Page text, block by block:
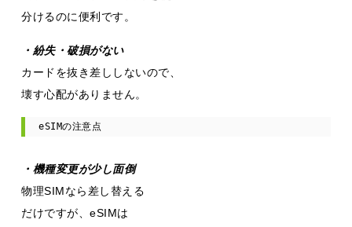
分けるのに便利です。
・紛失・破損がない
カードを抜き差ししないので、
壊す心配がありません。
eSIMの注意点
・機種変更が少し面倒
物理SIMなら差し替える
だけですが、eSIMは